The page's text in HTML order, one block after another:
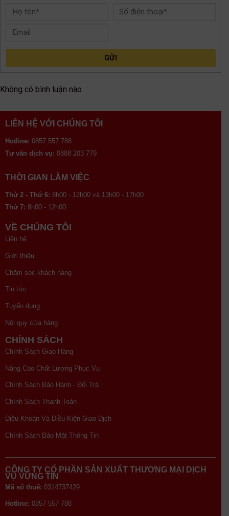
GỬI
Không có bình luận nào
LIÊN HỆ VỚI CHÚNG TÔI
Hotline: 0857 557 788
Tư vấn dịch vụ: 0888 203 779
THỜI GIAN LÀM VIỆC
Thứ 2 - Thứ 6: 8h00 - 12h00 và 13h00 - 17h00.
Thứ 7: 8h00 - 12h00.
VỀ CHÚNG TÔI
Liên hệ
Giới thiệu
Chăm sóc khách hàng
Tin tức
Tuyển dụng
Nội quy cửa hàng
CHÍNH SÁCH
Chính Sách Giao Hàng
Nâng Cao Chất Lượng Phục Vụ
Chính Sách Bảo Hành - Đổi Trả
Chính Sách Thanh Toán
Điều Khoản Và Điều Kiện Giao Dịch
Chính Sách Bảo Mật Thông Tin
CÔNG TY CỔ PHẦN SẢN XUẤT THƯƠNG MẠI DỊCH
VỤ VỮNG TÍN
Mã số thuế: 0314737429
Hotline: 0857 557 788